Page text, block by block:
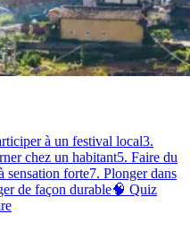
à un festival local3.
chez un habitant5. Faire du
sensation forte7. Plonger dans
de façon durable🧠 Quiz